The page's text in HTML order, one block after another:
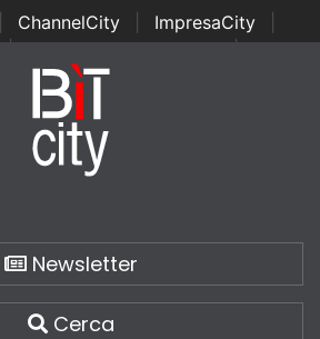
ChannelCity ImpresaCity
| Italian Channel Awards | Italian
Italian Security Awards
Newsletter
Cerca